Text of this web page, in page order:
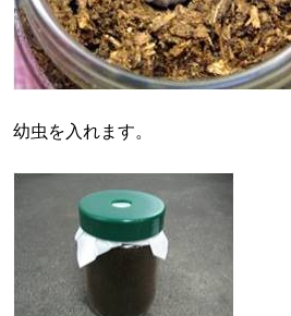
幼虫を入れます。